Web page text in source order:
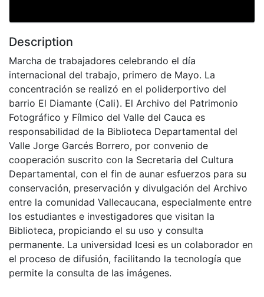
Description
Marcha de trabajadores celebrando el día
internacional del trabajo, primero de Mayo. La
concentración se realizó en el poliderportivo del
barrio El Diamante (Cali). El Archivo del Patrimonio
Fotográfico y Fílmico del Valle del Cauca es
responsabilidad de la Biblioteca Departamental del
Valle Jorge Garcés Borrero, por convenio de
cooperación suscrito con la Secretaria del Cultura
Departamental, con el fin de aunar esfuerzos para su
conservación, preservación y divulgación del Archivo
entre la comunidad Vallecaucana, especialmente entre
los estudiantes e investigadores que visitan la
Biblioteca, propiciando el su uso y consulta
permanente. La universidad Icesi es un colaborador en
el proceso de difusión, facilitando la tecnología que
permite la consulta de las imágenes.